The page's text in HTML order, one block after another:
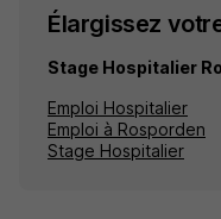
Élargissez
Stage Hospitalier
Emploi Hospitalier
Emploi à Rosporden
Stage Hospitalier